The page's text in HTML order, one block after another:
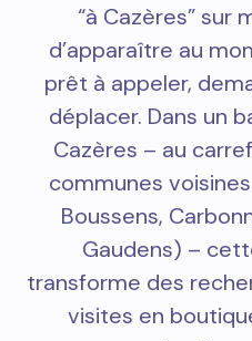
“à Cazères” sur
d’apparaître au
prêt à appeler,
déplacer. Dans un
Cazères – au
communes
Boussens,
Gaudens) –
transforme des
visites en